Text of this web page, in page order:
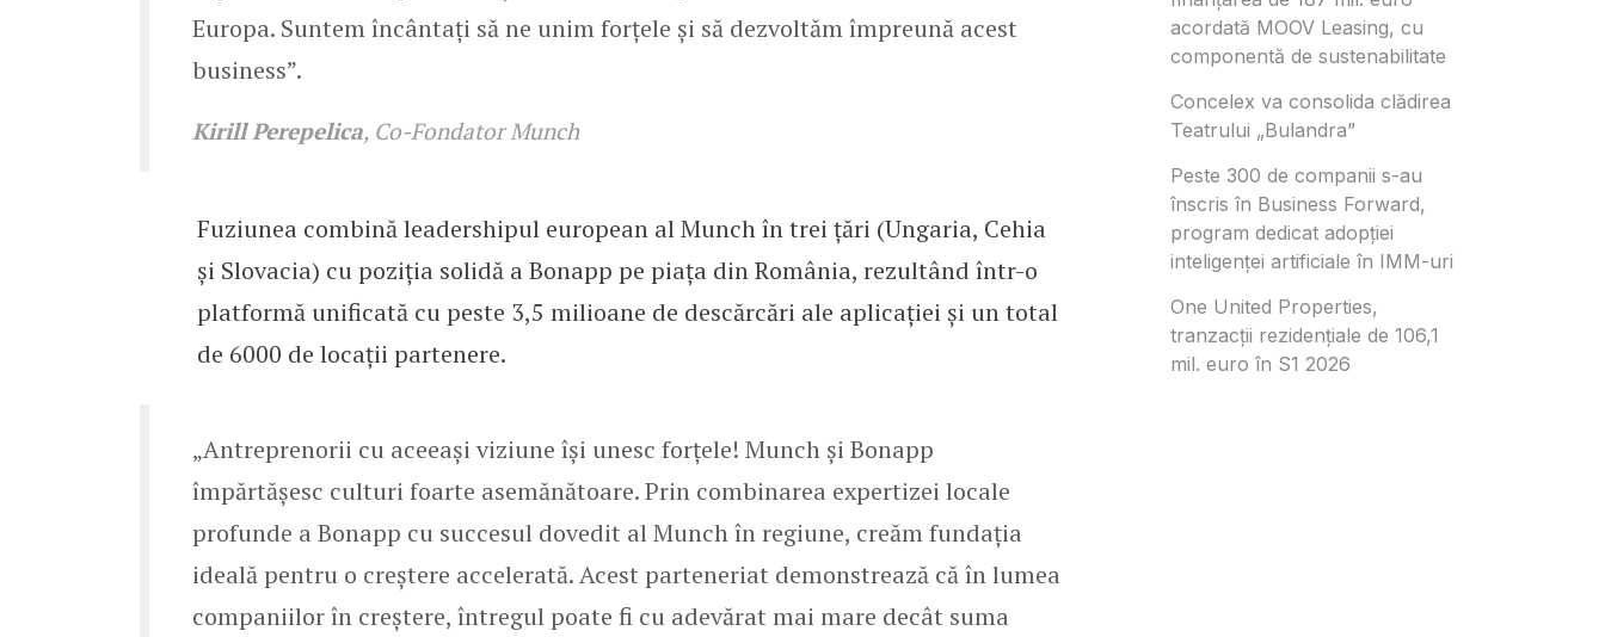
Europa. Suntem încântați să ne unim forțele și să dezvoltăm împreună acest
business”.
Kirill Perepelica, Co-Fondator Munch
Fuziunea combină leadershipul european al Munch în trei țări (Ungaria, Cehia
și Slovacia) cu poziția solidă a Bonapp pe piața din România, rezultând într-o
platformă unificată cu peste 3,5 milioane de descărcări ale aplicației și un total
de 6000 de locații partenere.
„Antreprenorii cu aceeași viziune își unesc forțele! Munch și Bonapp
împărtășesc culturi foarte asemănătoare. Prin combinarea expertizei locale
profunde a Bonapp cu succesul dovedit al Munch în regiune, creăm fundația
ideală pentru o creștere accelerată. Acest parteneriat demonstrează că în lumea
companiilor în creștere, întregul poate fi cu adevărat mai mare decât suma
acordată MOOV Leasing, cu
componentă de sustenabilitate
Concelex va consolida clădirea
Teatrului „Bulandra”
Peste 300 de companii s-au
înscris în Business Forward,
program dedicat adopției
inteligenței artificiale în IMM-uri
One United Properties,
tranzacţii rezidenţiale de 106,1
mil. euro în S1 2026